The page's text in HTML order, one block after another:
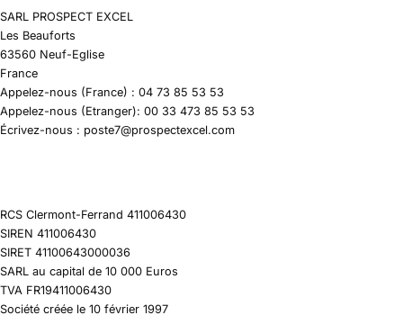
SARL PROSPECT EXCEL
Les Beauforts
63560 Neuf-Eglise
France
Appelez-nous (France) : 04 73 85 53 53
Appelez-nous (Etranger): 00 33 473 85 53 53
Écrivez-nous : poste7@prospectexcel.com
RCS Clermont-Ferrand 411006430
SIREN 411006430
SIRET 41100643000036
SARL au capital de 10 000 Euros
TVA FR19411006430
Société créée le 10 février 1997